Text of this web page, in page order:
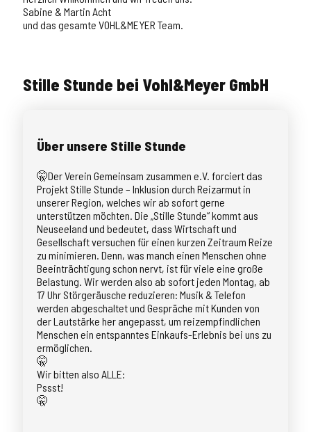
Sabine & Martin Acht
und das gesamte VOHL&MEYER Team.
Stille Stunde bei Vohl&Meyer GmbH
Über unsere Stille Stunde
🤫Der Verein Gemeinsam zusammen e.V. forciert das
Projekt Stille Stunde – Inklusion durch Reizarmut in
unserer Region, welches wir ab sofort gerne
unterstützen möchten. Die „Stille Stunde“ kommt aus
Neuseeland und bedeutet, dass Wirtschaft und
Gesellschaft versuchen für einen kurzen Zeitraum Reize
zu minimieren. Denn, was manch einen Menschen ohne
Beeinträchtigung schon nervt, ist für viele eine große
Belastung. Wir werden also ab sofort jeden Montag, ab
17 Uhr Störgeräusche reduzieren: Musik & Telefon
werden abgeschaltet und Gespräche mit Kunden von
der Lautstärke her angepasst, um reizempfindlichen
Menschen ein entspanntes Einkaufs-Erlebnis bei uns zu
ermöglichen.
🤫
Wir bitten also ALLE:
Pssst!
🤫